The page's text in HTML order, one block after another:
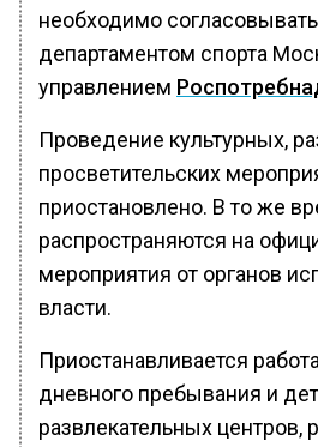
необходимо
департаментом спорта
управлением
Проведение культурных,
просветительских
приостановлено. В то же
распространяются на
мероприятия от органов
власти.
Приостанавливается
дневного пребывания и
развлекательных